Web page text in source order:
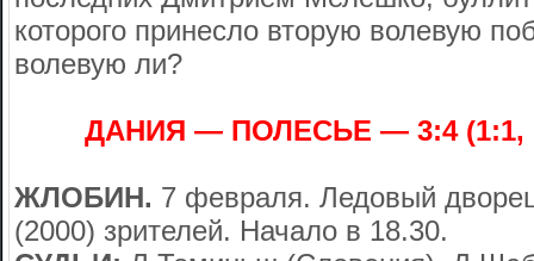
которого принесло вторую волевую
волевую ли?
ДАНИЯ — ПОЛЕСЬЕ — 3:4 (1:1,
ЖЛОБИН. 7 февраля. Ледовый
(2000) зрителей. Начало в 18.30.